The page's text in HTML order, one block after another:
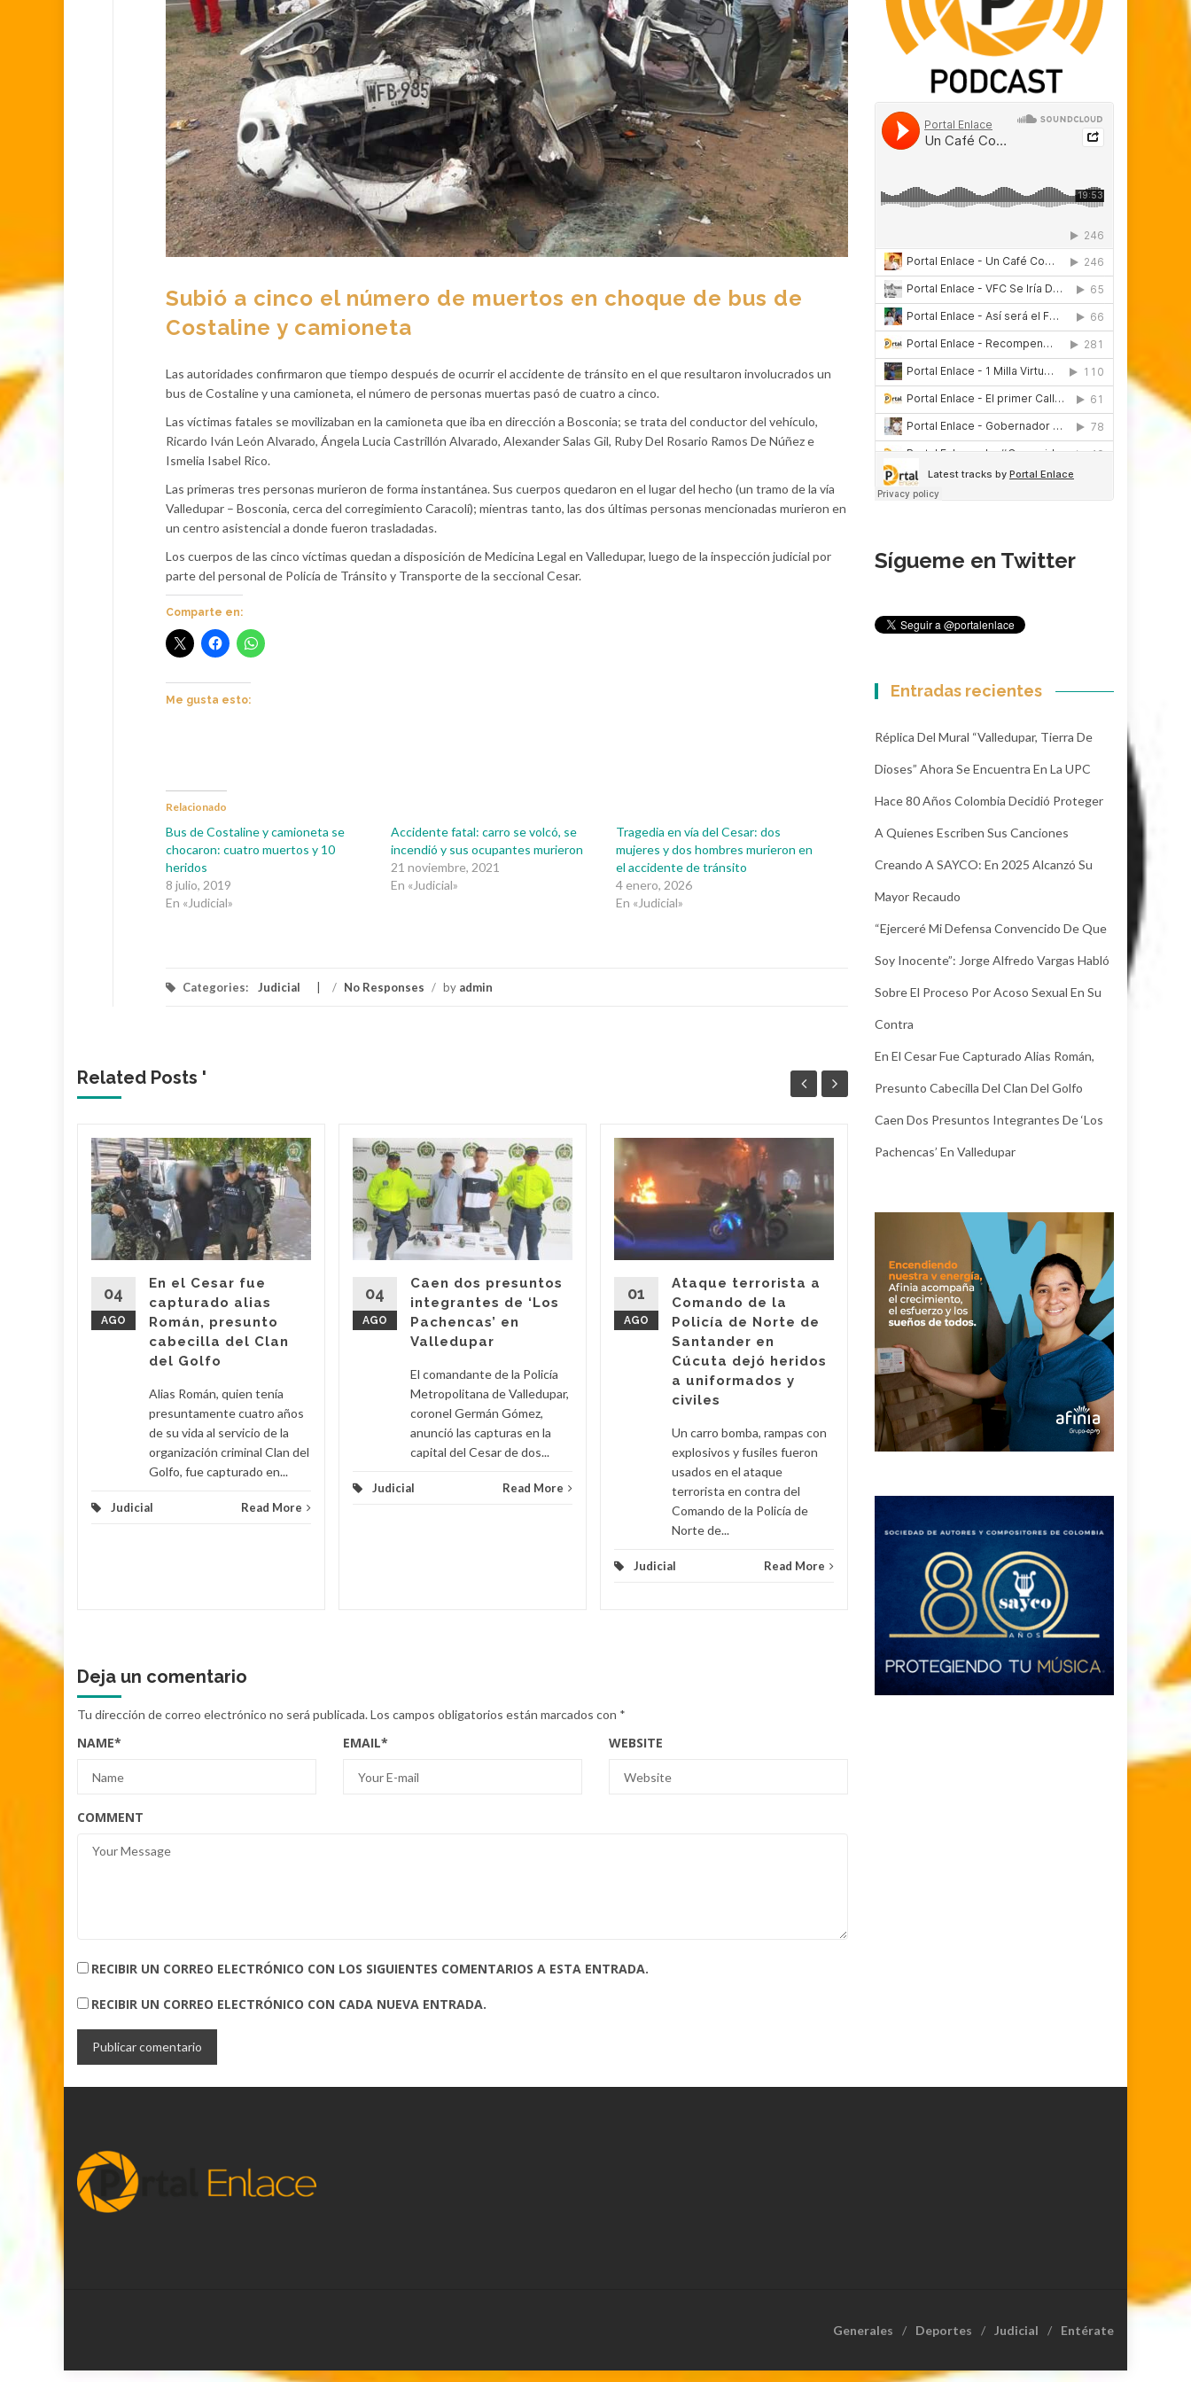
Subió a cinco el número de muertos en choque de bus de
Costaline y camioneta
Las autoridades confirmaron que tiempo después de ocurrir el accidente de tránsito en el que resultaron involucrados un
bus de Costaline y una camioneta, el número de personas muertas pasó de cuatro a cinco.
Las víctimas fatales se movilizaban en la camioneta que iba en dirección a Bosconia; se trata del conductor del vehículo,
Ricardo Iván León Alvarado, Ángela Lucia Castrillón Alvarado, Alexander Salas Gil, Ruby Del Rosario Ramos De Núñez e
Ismelia Isabel Rico.
Las primeras tres personas murieron de forma instantánea. Sus cuerpos quedaron en el lugar del hecho (un tramo de la vía
Valledupar – Bosconia, cerca del corregimiento Caracolí); mientras tanto, las dos últimas personas mencionadas murieron en
un centro asistencial a donde fueron trasladadas.
Los cuerpos de las cinco víctimas quedan a disposición de Medicina Legal en Valledupar, luego de la inspección judicial por
parte del personal de Policía de Tránsito y Transporte de la seccional Cesar.
Comparte en:
Me gusta esto:
Relacionado
Bus de Costaline y camioneta se
chocaron: cuatro muertos y 10
heridos
8 julio, 2019
En «Judicial»
Accidente fatal: carro se volcó, se
incendió y sus ocupantes murieron
21 noviembre, 2021
En «Judicial»
Tragedia en vía del Cesar: dos
mujeres y dos hombres murieron en
el accidente de tránsito
4 enero, 2026
En «Judicial»
Categories: Judicial / No Responses / by admin
Related Posts '
04
AGO
En el Cesar fue
capturado alias
Román, presunto
cabecilla del Clan
del Golfo
Alias Román, quien tenía
presuntamente cuatro años
de su vida al servicio de la
organización criminal Clan del
Golfo, fue capturado en...
Judicial Read More
04
AGO
Caen dos presuntos
integrantes de ‘Los
Pachencas’ en
Valledupar
El comandante de la Policía
Metropolitana de Valledupar,
coronel Germán Gómez,
anunció las capturas en la
capital del Cesar de dos...
Judicial Read More
01
AGO
Ataque terrorista a
Comando de la
Policía de Norte de
Santander en
Cúcuta dejó heridos
a uniformados y
civiles
Un carro bomba, rampas con
explosivos y fusiles fueron
usados en el ataque
terrorista en contra del
Comando de la Policía de
Norte de...
Judicial Read More
Juez legalizó la
por intento de
asesinato de la
empleada de Super
Giros en Valledupar
Un juez con funciones de
control de garantías legalizó
la captura de Deimer José
Acosta Torregrosa, quien
debe afrontar un proceso...
Judicial Read More
Deja un comentario
Tu dirección de correo electrónico no será publicada.Los campos obligatorios están marcados con *
NAME* EMAIL* WEBSITE
COMMENT
RECIBIR UN CORREO ELECTRÓNICO CON LOS SIGUIENTES COMENTARIOS A ESTA ENTRADA.
RECIBIR UN CORREO ELECTRÓNICO CON CADA NUEVA ENTRADA.
Sígueme en Twitter
Entradas recientes
Réplica Del Mural “Valledupar, Tierra De
Dioses” Ahora Se Encuentra En La UPC
Hace 80 Años Colombia Decidió Proteger
A Quienes Escriben Sus Canciones
Creando A SAYCO: En 2025 Alcanzó Su
Mayor Recaudo
“Ejerceré Mi Defensa Convencido De Que
Soy Inocente”: Jorge Alfredo Vargas Habló
Sobre El Proceso Por Acoso Sexual En Su
Contra
En El Cesar Fue Capturado Alias Román,
Presunto Cabecilla Del Clan Del Golfo
Caen Dos Presuntos Integrantes De ‘Los
Pachencas’ En Valledupar
Generales Deportes Judicial Entérate